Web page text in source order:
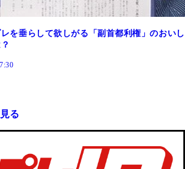
を垂らして欲しがる「副首都利権」のおいし
る